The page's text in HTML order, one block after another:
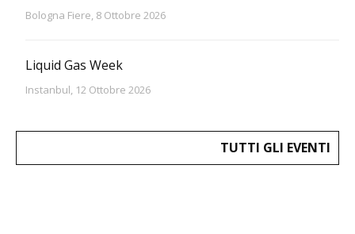
Bologna Fiere, 8 Ottobre 2026
Liquid Gas Week
Instanbul, 12 Ottobre 2026
TUTTI GLI EVENTI